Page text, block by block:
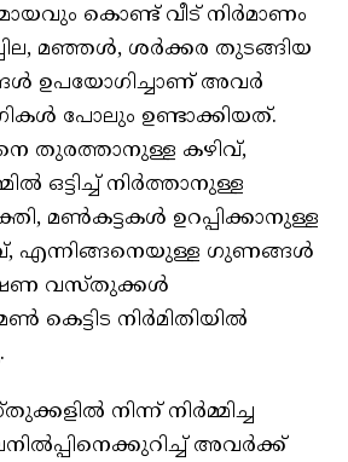
കൊണ്ട് വീട് നിർമാണം
മഞ്ഞൾ, ശർക്കര തുടങ്ങിയ
ഉപയോഗിച്ചാണ് അവർ
പോലും ഉണ്ടാക്കിയത്.
തുരത്താനുള്ള കഴിവ്,
ഒട്ടിച്ച് നിർത്താനുള്ള
മൺകട്ടകൾ ഉറപ്പിക്കാനുള്ള
എന്നിങ്ങനെയുള്ള ഗുണങ്ങൾ
വസ്തുക്കൾ
കെട്ടിട നിർമിതിയിൽ
നിന്ന് നിർമ്മിച്ച
അവർക്ക്